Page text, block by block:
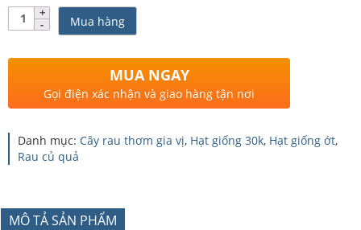
gốc
là:
30.000₫.là:
19.000₫.
Số
lượng
Mua hàng
MUA NGAY
Gọi điện xác nhận và giao hàng tận nơi
Danh mục: Cây rau thơm gia vị, Hạt giống 30k, Hạt giống ớt,
Rau củ quả
MÔ TẢ SẢN PHẨM